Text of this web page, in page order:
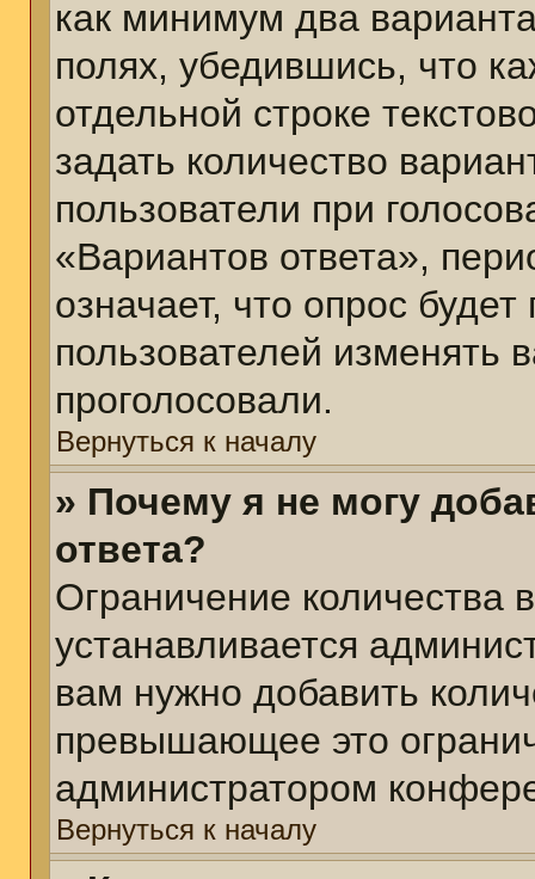
как минимум два
полях, убедившись, что
отдельной строке
задать количество
пользователи при
«Вариантов ответа»,
означает, что опрос
пользователей изменять
проголосовали.
Вернуться к началу
» Почему я не могу
ответа?
Ограничение количества
устанавливается
вам нужно добавить
превышающее это
администратором
Вернуться к началу